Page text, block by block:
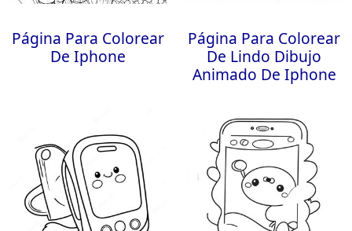
Página Para Colorear
De Iphone
Página Para Colorear
De Lindo Dibujo
Animado De Iphone